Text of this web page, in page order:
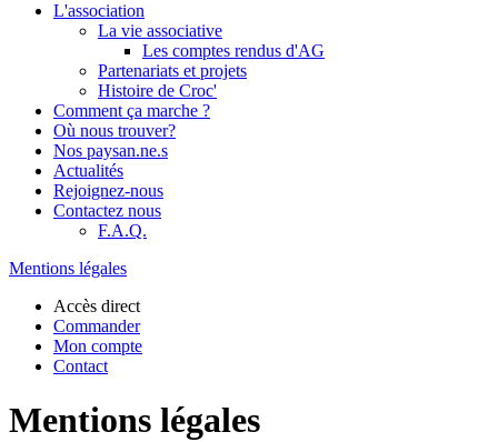
L'association
La vie associative
Les comptes rendus d'AG
Partenariats et projets
Histoire de Croc'
Comment ça marche ?
Où nous trouver?
Nos paysan.ne.s
Actualités
Rejoignez-nous
Contactez nous
F.A.Q.
Mentions légales
Accès direct
Commander
Mon compte
Contact
Mentions légales